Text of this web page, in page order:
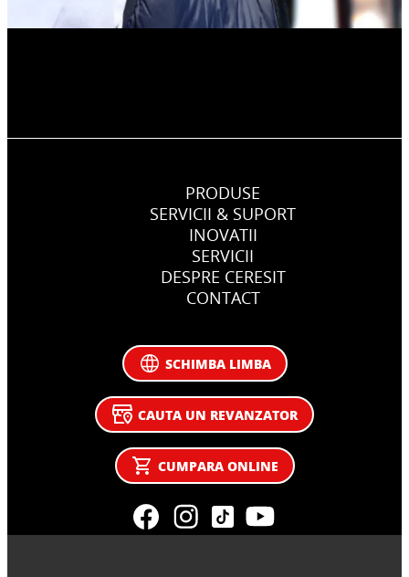
PRODUSE
SERVICII & SUPORT
INOVATII
SERVICII
DESPRE CERESIT
CONTACT
SCHIMBA LIMBA
CAUTA UN REVANZATOR
CUMPARA ONLINE